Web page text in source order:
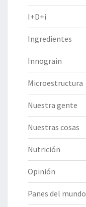
I+D+i
Ingredientes
Innograin
Microestructura
Nuestra gente
Nuestras cosas
Nutrición
Opinión
Panes del mundo